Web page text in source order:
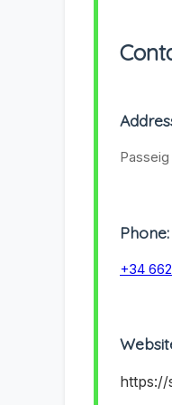
Phone:
+34
https://